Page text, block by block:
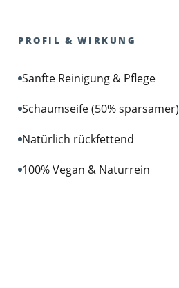
PROFIL & WIRKUNG
Sanfte Reinigung & Pflege
Schaumseife (50% sparsamer)
Natürlich rückfettend
100% Vegan & Naturrein